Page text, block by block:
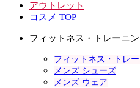
アウトレット
コスメ TOP
フィットネス・トレーニ
フィットネス・トレ
メンズ シューズ
メンズ ウェア